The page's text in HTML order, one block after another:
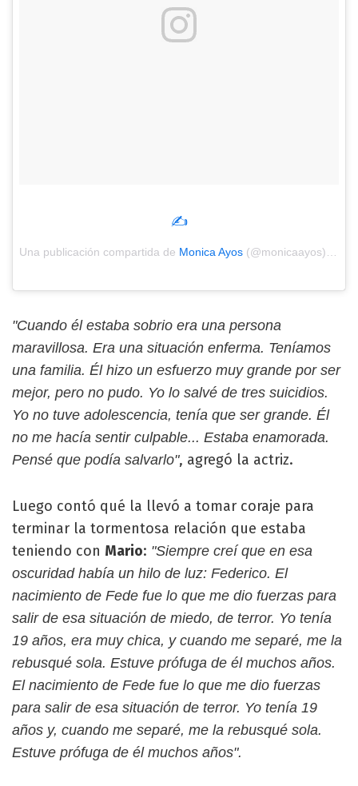
✍
Una publicación compartida de Monica Ayos (@monicaayos) el
"Cuando él estaba sobrio era una persona
maravillosa. Era una situación enferma. Teníamos
una familia. Él hizo un esfuerzo muy grande por ser
mejor, pero no pudo. Yo lo salvé de tres suicidios.
Yo no tuve adolescencia, tenía que ser grande. Él
no me hacía sentir culpable... Estaba enamorada.
Pensé que podía salvarlo", agregó la actriz.
Luego contó qué la llevó a tomar coraje para
terminar la tormentosa relación que estaba
teniendo con Mario: "Siempre creí que en esa
oscuridad había un hilo de luz: Federico. El
nacimiento de Fede fue lo que me dio fuerzas para
salir de esa situación de miedo, de terror. Yo tenía
19 años, era muy chica, y cuando me separé, me la
rebusqué sola. Estuve prófuga de él muchos años.
El nacimiento de Fede fue lo que me dio fuerzas
para salir de esa situación de terror. Yo tenía 19
años y, cuando me separé, me la rebusqué sola.
Estuve prófuga de él muchos años".